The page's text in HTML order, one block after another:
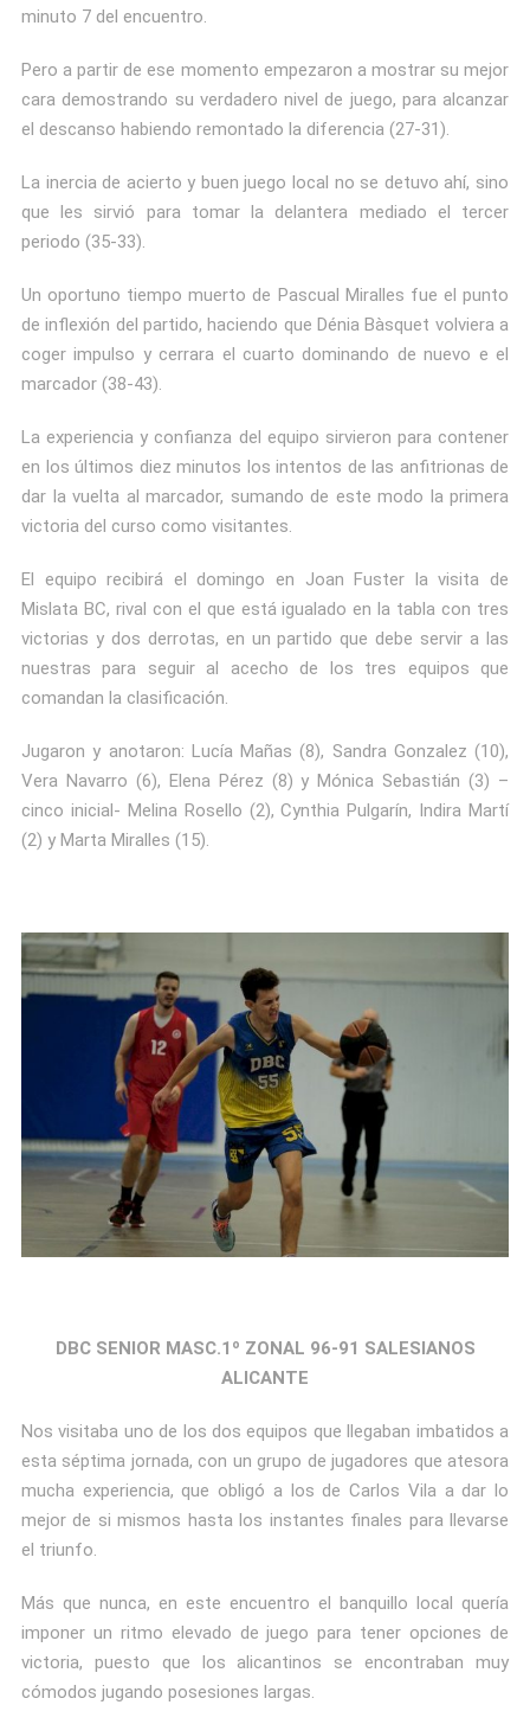
minuto 7 del encuentro.
Pero a partir de ese momento empezaron a mostrar su mejor
cara demostrando su verdadero nivel de juego, para alcanzar
el descanso habiendo remontado la diferencia (27-31).
La inercia de acierto y buen juego local no se detuvo ahí, sino
que les sirvió para tomar la delantera mediado el tercer
periodo (35-33).
Un oportuno tiempo muerto de Pascual Miralles fue el punto
de inflexión del partido, haciendo que Dénia Bàsquet volviera a
coger impulso y cerrara el cuarto dominando de nuevo e el
marcador (38-43).
La experiencia y confianza del equipo sirvieron para contener
en los últimos diez minutos los intentos de las anfitrionas de
dar la vuelta al marcador, sumando de este modo la primera
victoria del curso como visitantes.
El equipo recibirá el domingo en Joan Fuster la visita de
Mislata BC, rival con el que está igualado en la tabla con tres
victorias y dos derrotas, en un partido que debe servir a las
nuestras para seguir al acecho de los tres equipos que
comandan la clasificación.
Jugaron y anotaron: Lucía Mañas (8), Sandra Gonzalez (10),
Vera Navarro (6), Elena Pérez (8) y Mónica Sebastián (3) –
cinco inicial- Melina Rosello (2), Cynthia Pulgarín, Indira Martí
(2) y Marta Miralles (15).
DBC SENIOR MASC.1º ZONAL 96-91 SALESIANOS
ALICANTE
Nos visitaba uno de los dos equipos que llegaban imbatidos a
esta séptima jornada, con un grupo de jugadores que atesora
mucha experiencia, que obligó a los de Carlos Vila a dar lo
mejor de si mismos hasta los instantes finales para llevarse
el triunfo.
Más que nunca, en este encuentro el banquillo local quería
imponer un ritmo elevado de juego para tener opciones de
victoria, puesto que los alicantinos se encontraban muy
cómodos jugando posesiones largas.